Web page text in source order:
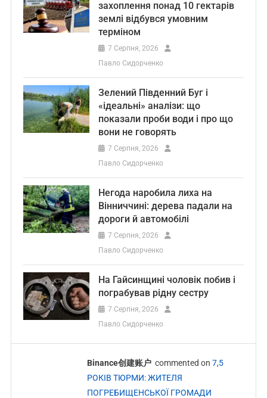
захоплення понад 10 гектарів
землі відбувся умовним
терміном
7 Серпня, 2026
Павло Сидорченко
Зелений Південний Буг і
«ідеальні» аналізи: що
показали проби води і про що
вони не говорять
7 Серпня, 2026
Павло Сидорченко
Негода наробила лиха на
Вінниччині: дерева падали на
дороги й автомобілі
7 Серпня, 2026
Павло Сидорченко
На Гайсинщині чоловік побив і
пограбував рідну сестру
7 Серпня, 2026
Павло Сидорченко
Binance创建账户 commented on7,5
РОКІВ ТЮРМИ: ЖИТЕЛЯ
ПОГРЕБИЩЕНСЬКОЇ ГРОМАДИ